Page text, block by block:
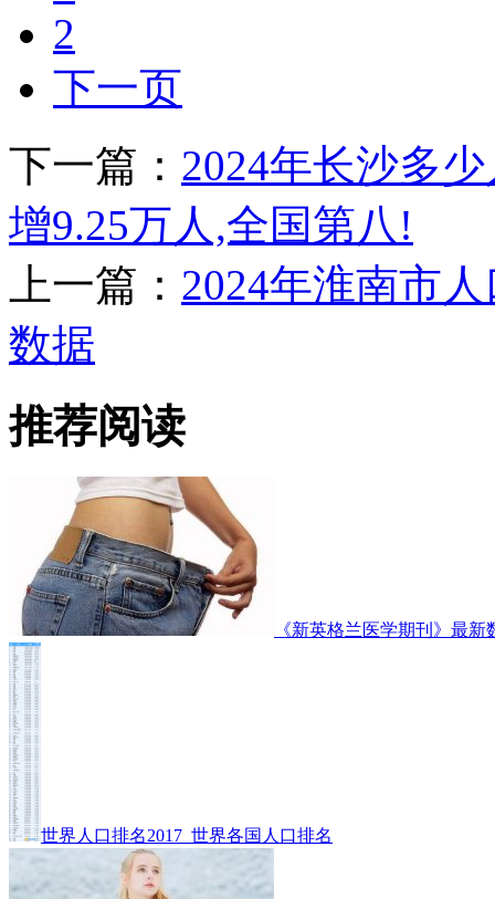
2
下一页
下一篇： 2024年长沙多
增9.25万人,全国第八!
上一篇： 2024年淮南市
数据
推荐阅读
《新英格兰医学期刊》最
世界人口排名2017_世界各国人口排名